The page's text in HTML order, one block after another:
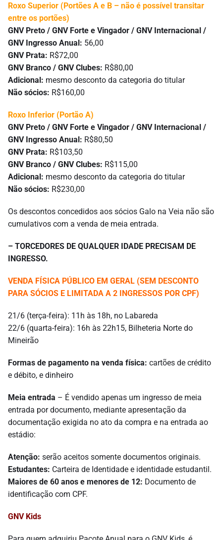
Roxo Superior (Portões A e B – não é possível transitar
entre os portões)
GNV Preto / GNV Forte e Vingador / GNV Internacional /
GNV Ingresso Anual: 56,00
GNV Prata: R$72,00
GNV Branco / GNV Clubes: R$80,00
Adicional: mesmo desconto da categoria do titular
Não sócios: R$160,00
Roxo Inferior (Portão A)
GNV Preto / GNV Forte e Vingador / GNV Internacional /
GNV Ingresso Anual: R$80,50
GNV Prata: R$103,50
GNV Branco / GNV Clubes: R$115,00
Adicional: mesmo desconto da categoria do titular
Não sócios: R$230,00
Os descontos concedidos aos sócios Galo na Veia não são
cumulativos com a venda de meia entrada.
– TORCEDORES DE QUALQUER IDADE PRECISAM DE
INGRESSO.
VENDA FÍSICA PÚBLICO EM GERAL (SEM DESCONTO
PARA SÓCIOS E LIMITADA A 2 INGRESSOS POR CPF)
21/6 (terça-feira): 11h às 18h, no Labareda
22/6 (quarta-feira): 16h às 22h15, Bilheteria Norte do
Mineirão
Formas de pagamento na venda física: cartões de crédito
e débito, e dinheiro
Meia entrada – É vendido apenas um ingresso de meia
entrada por documento, mediante apresentação da
documentação exigida no ato da compra e na entrada ao
estádio:
Atenção: serão aceitos somente documentos originais.
Estudantes: Carteira de Identidade e identidade estudantil.
Maiores de 60 anos e menores de 12: Documento de
identificação com CPF.
GNV Kids